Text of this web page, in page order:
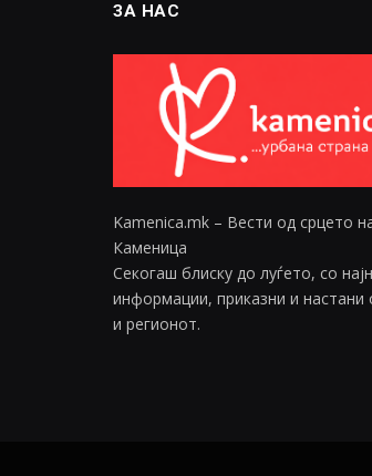
ЗА НАС
Kamenica.mk – Вести од срцето
Каменица
Секогаш блиску до луѓето, со
информации, приказни и настани
и регионот.